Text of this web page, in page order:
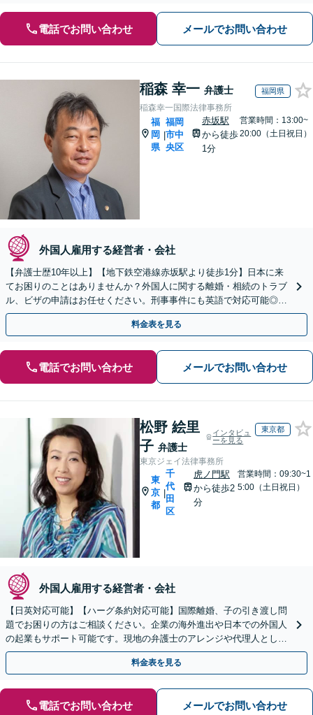
電話でお問い合わせ メールでお問い合わせ
稲森 幸一 弁護士 福岡県
稲森幸一国際法律事務所
福
岡
県
|
福岡
市中
央区
赤坂駅
から徒歩
1分
営業時間：13:00~
20:00（土日祝日）
外国人雇用する経営者・会社
【弁護士歴10年以上】【地下鉄空港線赤坂駅より徒歩1分】日本に来
てお困りのことはありませんか？外国人に関する離婚・相続のトラブ
ル、ビザの申請はお任せください。刑事事件にも英語で対応可能◎
【夜間・休日の相談可能】【初回面談30分無料】
料金表を見る
電話でお問い合わせ メールでお問い合わせ
松野 絵里
子 弁護士
インタビュ
ーを見る
東京都
東京ジェイ法律事務所
東
京
都
|
千
代
田
区
虎ノ門駅
から徒歩2
分
営業時間：09:30~1
5:00（土日祝日）
外国人雇用する経営者・会社
【日英対応可能】【ハーグ条約対応可能】国際離婚、子の引き渡し問
題でお困りの方はご相談ください。企業の海外進出や日本での外国人
の起業もサポート可能です。現地の弁護士のアレンジや代理人として
交渉もいたします。合理的にスピーディーに解決します。
料金表を見る
電話でお問い合わせ メールでお問い合わせ